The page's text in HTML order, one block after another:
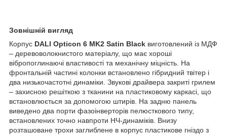
Зовнішній вигляд
Корпус DALI Opticon 6 MK2 Satin Black виготовлений із МДФ
– деревоволокнистого матеріалу, що має хороші
вібропоглинаючі властивості та механічну міцність. На
фронтальній частині колонки встановлено гібридний твітер і
два низькочастотні динаміки. Звукові драйвера закриті грилем
– захисною решіткою з тканини на пластиковому каркасі, що
встановлюється за допомогою штирів. На задню панель
виведено два порти фазоінверторів пелюсткового типу,
встановлених точно навпроти НЧ-динаміків. Внизу
розташоване трохи заглиблене в корпус пластикове гніздо з